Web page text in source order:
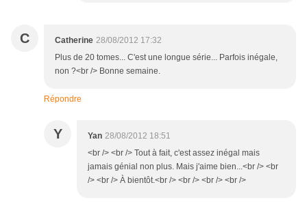
C Catherine 28/08/2012 17:32
Plus de 20 tomes... C'est une longue série... Parfois inégale,
non ?<br /> Bonne semaine.
Répondre
Y Yan 28/08/2012 18:51
<br /> <br /> Tout à fait, c'est assez inégal mais
jamais génial non plus. Mais j'aime bien...<br /> <br
/> <br /> À bientôt.<br /> <br /> <br /> <br />